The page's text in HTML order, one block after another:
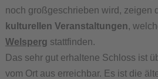
noch großgeschrieben wird, zeigen
kulturellen Veranstaltungen,
Welsperg stattfinden.
Das sehr gut erhaltene Schloss ist
vom Ort aus erreichbar. Es ist die